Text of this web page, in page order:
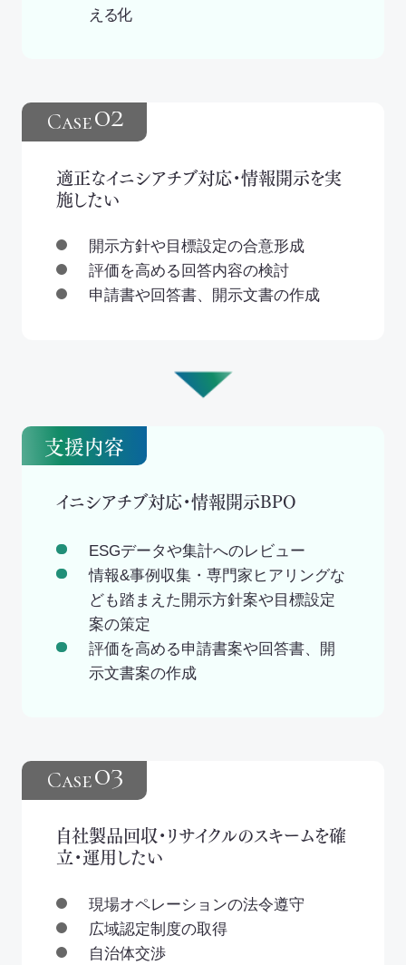
える化
Case02
適正なイニシアチブ対応・情報開示を実
施したい
開示方針や目標設定の合意形成
評価を高める回答内容の検討
申請書や回答書、開示文書の作成
支援内容
イニシアチブ対応・情報開示BPO
ESGデータや集計へのレビュー
情報&事例収集・専門家ヒアリングな
ども踏まえた開示方針案や目標設定
案の策定
評価を高める申請書案や回答書、開
示文書案の作成
Case03
自社製品回収・リサイクルのスキームを確
立・運用したい
現場オペレーションの法令遵守
広域認定制度の取得
自治体交渉